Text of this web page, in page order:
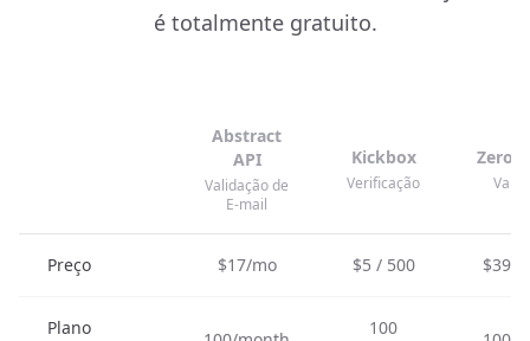
é totalmente gratuito.
Abstract
API
Validação de
E-mail
Kickbox
Verificação
Preço $17/mo $5 / 500 $39 /
Plano
100